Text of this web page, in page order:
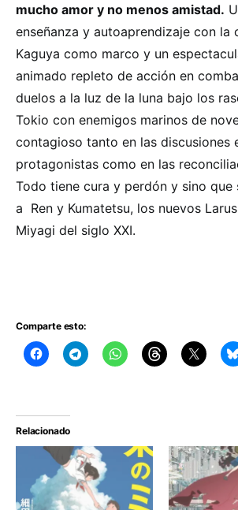
mucho amor y no menos amistad.
enseñanza y autoaprendizaje con la
Kaguya como marco y un
animado repleto de acción en
duelos a la luz de la luna bajo los
Tokio con enemigos marinos de
contagioso tanto en las discusiones
protagonistas como en las
Todo tiene cura y perdón y sino que
a Ren y Kumatetsu, los nuevos
Miyagi del siglo XXI.
Comparte esto:
Relacionado